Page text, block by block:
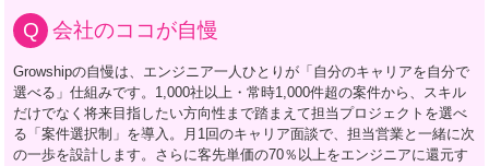
会社のココが自慢
Growshipの自慢は、エンジニア一人ひとりが「自分のキャリアを自分で
選べる」仕組みです。1,000社以上・常時1,000件超の案件から、スキル
だけでなく将来目指したい方向性まで踏まえて担当プロジェクトを選べ
る「案件選択制」を導入。月1回のキャリア面談で、担当営業と一緒に次
の一歩を設計します。さらに客先単価の70％以上をエンジニアに還元す